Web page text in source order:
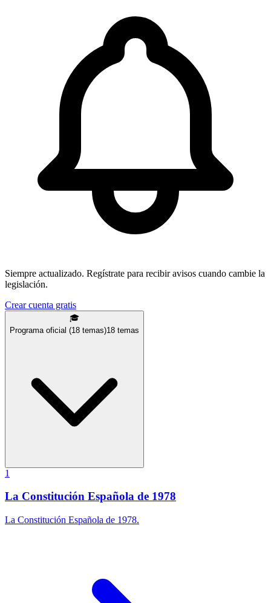
Siempre actualizado. Regístrate para recibir avisos cuando cambie la
legislación.
Crear cuenta gratis
🎓
Programa oficial (18 temas)18 temas
1
La Constitución Española de 1978
La Constitución Española de 1978.